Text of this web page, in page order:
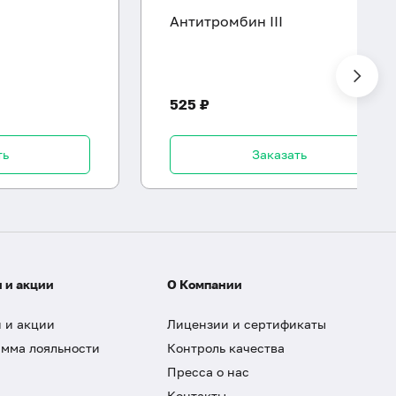
Антитромбин III
525 ₽
Заказать
и акции
и акции
лояльности
О Компании
Лицензии и сертификаты
Контроль качества
Пресса о нас